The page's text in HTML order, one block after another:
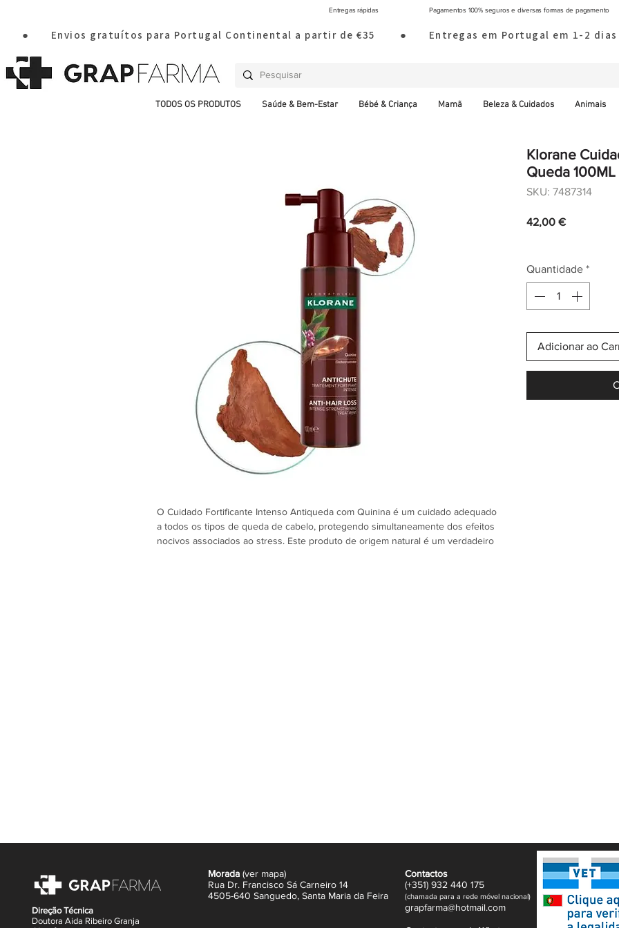
Entregas rápidas Pagamentos 100% seguros e diversas formas de pagamento
●       Envios gratuítos para Portugal Continental a partir de €35        ●       Entregas em Portugal em 1-
TODOS OS PRODUTOS Saúde & Bem-Estar Bébé & Criança Mamã Beleza & Cuidados Animais
O Cuidado Fortificante Intenso Antiqueda com Quinina é um cuidado adequado
a todos os tipos de queda de cabelo, protegendo simultaneamente dos efeitos
nocivos associados ao stress. Este produto de origem natural é um verdadeiro
Klorane
Queda 100ML
SKU: 7487314
42,00 €Preço
Quantidade *
Adicionar ao
Direção Técnica
Doutora Aida Ribeiro Granja
Contactos
(+351) 932 440 175
(chamada para a rede móvel nacional)
grapfarma@hotmail.com
Morada (ver mapa)
Rua Dr. Francisco Sá Carneiro 14
4505-640 Sanguedo, Santa Maria da Feira